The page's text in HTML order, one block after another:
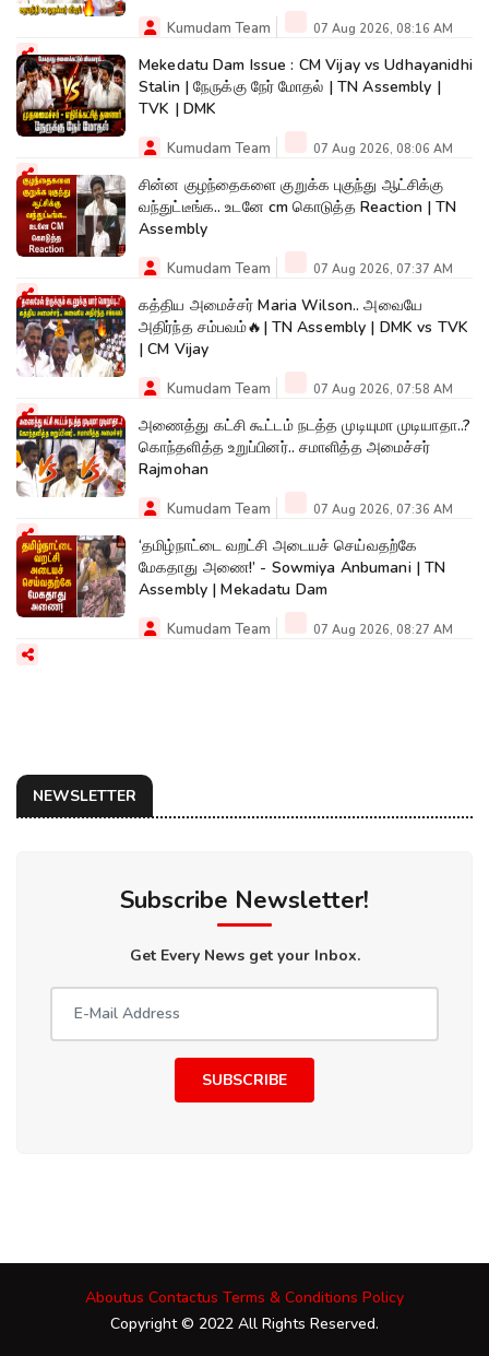
Kumudam Team 07 Aug 2026, 08:16 AM
Mekedatu Dam Issue : CM Vijay vs Udhayanidhi
Stalin | நேருக்கு நேர் மோதல் | TN Assembly |
TVK | DMK
Kumudam Team 07 Aug 2026, 08:06 AM
சின்ன குழந்தைகளை குறுக்க புகுந்து ஆட்சிக்கு
வந்துட்டீங்க.. உடனே cm கொடுத்த Reaction | TN
Assembly
Kumudam Team 07 Aug 2026, 07:37 AM
கத்திய அமைச்சர் Maria Wilson.. அவையே
அதிர்ந்த சம்பவம்🔥| TN Assembly | DMK vs TVK
| CM Vijay
Kumudam Team 07 Aug 2026, 07:58 AM
அணைத்து கட்சி கூட்டம் நடத்த முடியுமா முடியாதா..?
கொந்தளித்த உறுப்பினர்.. சமாளித்த அமைச்சர்
Rajmohan
Kumudam Team 07 Aug 2026, 07:36 AM
‘தமிழ்நாட்டை வறட்சி அடையச் செய்வதற்கே
மேகதாது அணை!’ - Sowmiya Anbumani | TN
Assembly | Mekadatu Dam
Kumudam Team 07 Aug 2026, 08:27 AM
NEWSLETTER
Subscribe Newsletter!
Get Every News get your Inbox.
SUBSCRIBE
Aboutus Contactus Terms & Conditions Policy
Copyright © 2022 All Rights Reserved.